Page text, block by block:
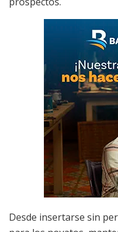
Desde insertarse sin